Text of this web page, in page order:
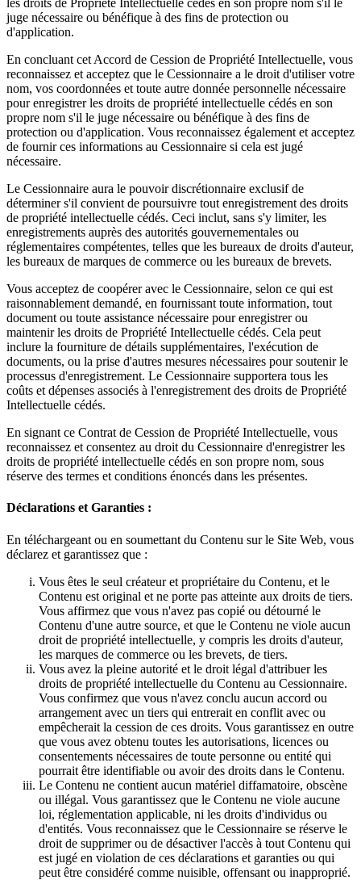
les droits de Propriété Intellectuelle cédés en son propre nom s'il le
juge nécessaire ou bénéfique à des fins de protection ou
d'application.
En concluant cet Accord de Cession de Propriété Intellectuelle, vous
reconnaissez et acceptez que le Cessionnaire a le droit d'utiliser votre
nom, vos coordonnées et toute autre donnée personnelle nécessaire
pour enregistrer les droits de propriété intellectuelle cédés en son
propre nom s'il le juge nécessaire ou bénéfique à des fins de
protection ou d'application. Vous reconnaissez également et acceptez
de fournir ces informations au Cessionnaire si cela est jugé
nécessaire.
Le Cessionnaire aura le pouvoir discrétionnaire exclusif de
déterminer s'il convient de poursuivre tout enregistrement des droits
de propriété intellectuelle cédés. Ceci inclut, sans s'y limiter, les
enregistrements auprès des autorités gouvernementales ou
réglementaires compétentes, telles que les bureaux de droits d'auteur,
les bureaux de marques de commerce ou les bureaux de brevets.
Vous acceptez de coopérer avec le Cessionnaire, selon ce qui est
raisonnablement demandé, en fournissant toute information, tout
document ou toute assistance nécessaire pour enregistrer ou
maintenir les droits de Propriété Intellectuelle cédés. Cela peut
inclure la fourniture de détails supplémentaires, l'exécution de
documents, ou la prise d'autres mesures nécessaires pour soutenir le
processus d'enregistrement. Le Cessionnaire supportera tous les
coûts et dépenses associés à l'enregistrement des droits de Propriété
Intellectuelle cédés.
En signant ce Contrat de Cession de Propriété Intellectuelle, vous
reconnaissez et consentez au droit du Cessionnaire d'enregistrer les
droits de propriété intellectuelle cédés en son propre nom, sous
réserve des termes et conditions énoncés dans les présentes.
Déclarations et Garanties :
En téléchargeant ou en soumettant du Contenu sur le Site Web, vous
déclarez et garantissez que :
Vous êtes le seul créateur et propriétaire du Contenu, et le
Contenu est original et ne porte pas atteinte aux droits de tiers.
Vous affirmez que vous n'avez pas copié ou détourné le
Contenu d'une autre source, et que le Contenu ne viole aucun
droit de propriété intellectuelle, y compris les droits d'auteur,
les marques de commerce ou les brevets, de tiers.
Vous avez la pleine autorité et le droit légal d'attribuer les
droits de propriété intellectuelle du Contenu au Cessionnaire.
Vous confirmez que vous n'avez conclu aucun accord ou
arrangement avec un tiers qui entrerait en conflit avec ou
empêcherait la cession de ces droits. Vous garantissez en outre
que vous avez obtenu toutes les autorisations, licences ou
consentements nécessaires de toute personne ou entité qui
pourrait être identifiable ou avoir des droits dans le Contenu.
Le Contenu ne contient aucun matériel diffamatoire, obscène
ou illégal. Vous garantissez que le Contenu ne viole aucune
loi, réglementation applicable, ni les droits d'individus ou
d'entités. Vous reconnaissez que le Cessionnaire se réserve le
droit de supprimer ou de désactiver l'accès à tout Contenu qui
est jugé en violation de ces déclarations et garanties ou qui
peut être considéré comme nuisible, offensant ou inapproprié.